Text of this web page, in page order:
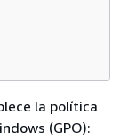
la política
(GPO):